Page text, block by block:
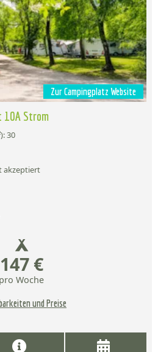
Zur Campingplatz Website
Strom
30
akzeptiert
147 €
pro Woche
und Preise